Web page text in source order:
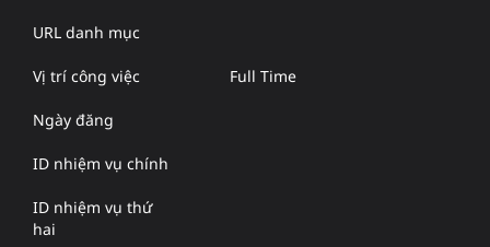
URL danh mục
Vị trí công việc Full Time
Ngày đăng
ID nhiệm vụ chính
ID nhiệm vụ thứ
hai